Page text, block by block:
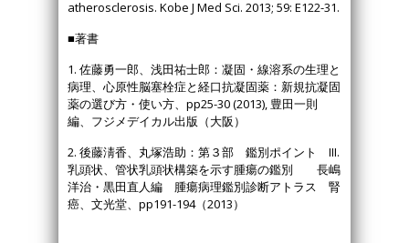
atherosclerosis. Kobe J Med Sci. 2013; 59: E122-31.
■著書
1. 佐藤勇一郎、浅田祐士郎：凝固・線溶系の生理と
病理、心原性脳塞栓症と経口抗凝固薬：新規抗凝固
薬の選び方・使い方、pp25-30 (2013), 豊田一則
編、フジメデイカル出版（大阪）
2. 後藤淸香、丸塚浩助：第３部 鑑別ポイント III.
乳頭状、管状乳頭状構築を示す腫瘍の鑑別 長嶋
洋治・黒田直人編 腫瘍病理鑑別診断アトラス 腎
癌、文光堂、pp191-194（2013）